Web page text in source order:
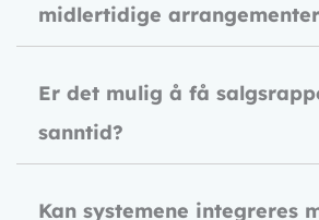
midlertidige
Er det mulig å få
sanntid?
Kan systemene integreres